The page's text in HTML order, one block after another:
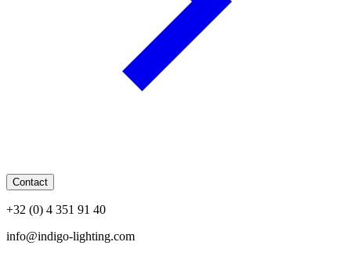
Contact
+32 (0) 4 351 91 40
info@indigo-lighting.com